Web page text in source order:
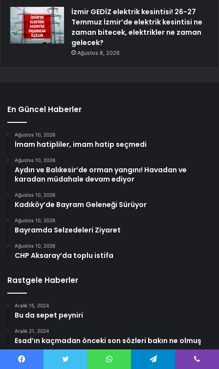
İzmir GEDİZ elektrik kesintisi! 26-27
Temmuz İzmir’de elektrik kesintisi ne
zaman bitecek, elektrikler ne zaman
gelecek?
Ağustos 8, 2026
En Güncel Haberler
Ağustos 10, 2026
İmam hatipliler, imam hatip seçmedi
Ağustos 10, 2026
Aydın ve Balıkesir’de orman yangını! Havadan ve
karadan müdahale devam ediyor
Ağustos 10, 2026
Kadıköy’de Bayram Geleneği Sürüyor
Ağustos 10, 2026
Bayramda Selzedeleri Ziyaret
Ağustos 10, 2026
CHP Aksaray’da toplu istifa
Rastgele Haberler
Aralık 15, 2024
Bu da sepet peyniri
Aralık 21, 2024
Esad’ın kaçmadan önceki son sözleri bakın ne olmuş
Ocak 6, 2026